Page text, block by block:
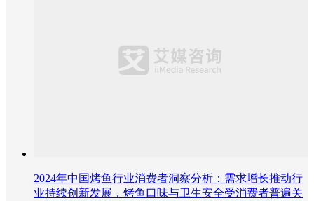
2024年中国烤鱼行业消费者洞察分析：需求增长推动行
业持续创新发展，烤鱼口味与卫生安全受消费者普遍关